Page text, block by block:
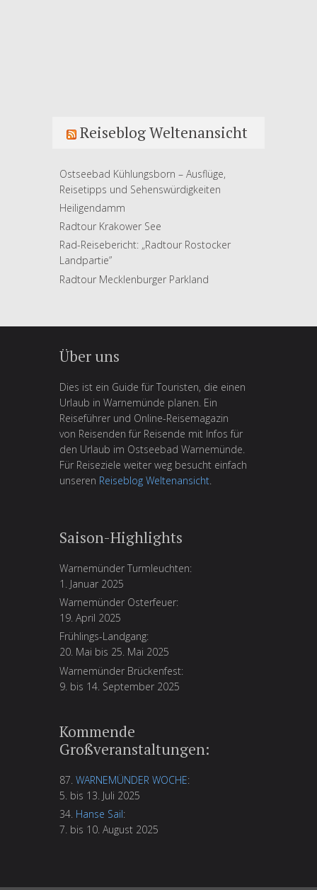
Reiseblog Weltenansicht
Ostseebad Kühlungsborn – Ausflüge,
Reisetipps und Sehenswürdigkeiten
Heiligendamm
Radtour Krakower See
Rad-Reisebericht: „Radtour Rostocker
Landpartie”
Radtour Mecklenburger Parkland
Über uns
Dies ist ein Guide für Touristen, die einen
Urlaub in Warnemünde planen. Ein
Reiseführer und Online-Reisemagazin
von Reisenden für Reisende mit Infos für
den Urlaub im Ostseebad Warnemünde.
Für Reiseziele weiter weg besucht einfach
unseren Reiseblog Weltenansicht
Saison-Highlights
Warnemünder Turmleuchten:
1. Januar 2025
Warnemünder Osterfeuer:
19. April 2025
Frühlings-Landgang:
20. Mai bis 25. Mai 2025
Warnemünder Brückenfest:
9. bis 14. September 2025
Kommende
Großveranstaltungen:
87. WARNEMÜNDER WOCHE:
5. bis 13. Juli 2025
34. Hanse Sail:
7. bis 10. August 2025